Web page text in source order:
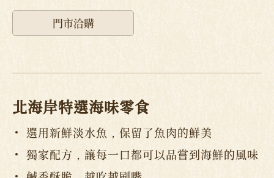
門市洽購
北海岸特選海味零食
選用新鮮淡水魚，保留了魚肉的鮮美
獨家配方，讓每一口都可以品嘗到海鮮的風味